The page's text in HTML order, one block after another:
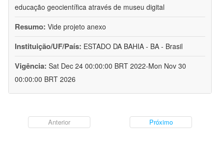
educação geocientífica através de museu digital
Resumo: Vide projeto anexo
Instituição/UF/País: ESTADO DA BAHIA - BA - Brasil
Vigência: Sat Dec 24 00:00:00 BRT 2022-Mon Nov 30
00:00:00 BRT 2026
Anterior Próximo